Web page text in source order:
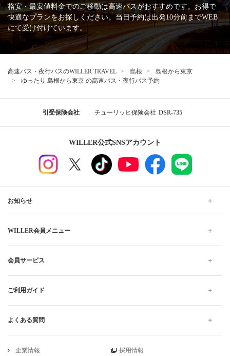
格安・最安値料金でのご移動は高速バスがおすすめです。お得で
快適なプランをお探しください。当日予約は出発10分前までWEB
にて受け付けています。
高速バス・夜行バスのWILLER TRAVEL 島根
島根から東京
ゆったり 島根から東京 の高速バス・夜行バス予約
引受保険会社 チューリッヒ保険会社 DSR-735
WILLER公式SNSアカウント
お知らせ
WILLER会員メニュー
会員サービス
ご利用ガイド
よくある質問
企業情報 採用情報